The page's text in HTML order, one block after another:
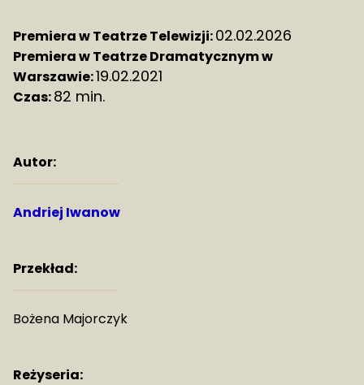
Premiera w Teatrze Telewizji:02.02.2026
Premiera w Teatrze Dramatycznym w
Warszawie:19.02.2021
Czas:82 min.
Autor:
Andriej Iwanow
Przekład:
Bożena Majorczyk
Reżyseria: